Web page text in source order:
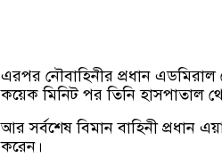
এরপর নৌবাহিনীর প্রধান এডমিরাল
কয়েক মিনিট পর তিনি হাসপাতাল
আর সর্বশেষ বিমান বাহিনী প্রধান
করেন।